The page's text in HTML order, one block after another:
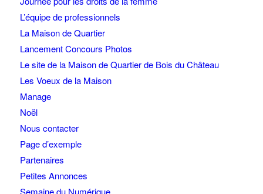
L’équipe de professionnels
La Maison de Quartier
Lancement Concours Photos
Le site de la Maison de Quartier de Bois du Château
Les Voeux de la Maison
Manage
Noël
Nous contacter
Page d’exemple
Partenaires
Petites Annonces
Semaine du Numérique